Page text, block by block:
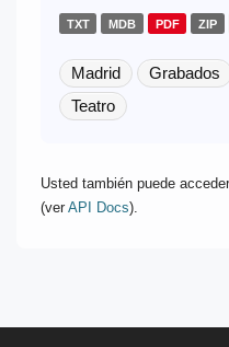
TXT MDB PDF ZIP
Madrid Grabados
Teatro
Usted también puede
(ver API Docs).